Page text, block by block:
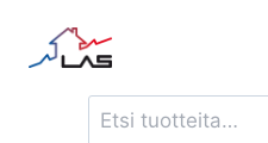
sisältöön
Etsi: